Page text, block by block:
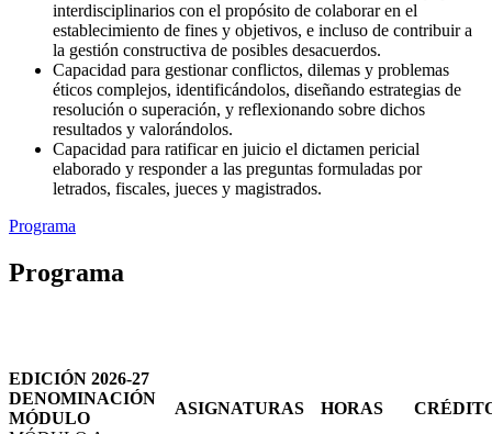
interdisciplinarios con el propósito de colaborar en el
establecimiento de fines y objetivos, e incluso de contribuir a
la gestión constructiva de posibles desacuerdos.
Capacidad para gestionar conflictos, dilemas y problemas
éticos complejos, identificándolos, diseñando estrategias de
resolución o superación, y reflexionando sobre dichos
resultados y valorándolos.
Capacidad para ratificar en juicio el dictamen pericial
elaborado y responder a las preguntas formuladas por
letrados, fiscales, jueces y magistrados.
Programa
Programa
EDICIÓN 2026-27
DENOMINACIÓN
MÓDULO
ASIGNATURAS HORAS